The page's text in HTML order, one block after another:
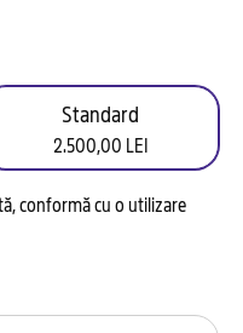
Standard
2.500,00 LEI
conformă cu o utilizare